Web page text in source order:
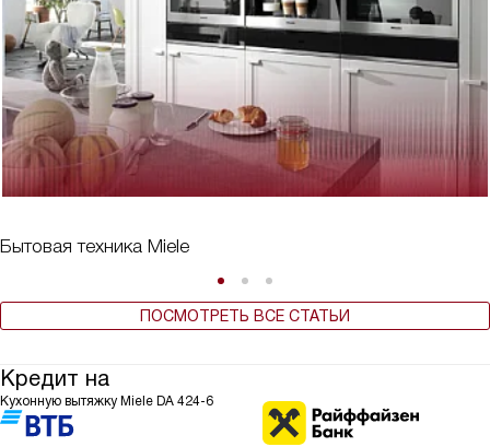
Бытовая техника Miele
ПОСМОТРЕТЬ ВСЕ СТАТЬИ
Кредит на
Кухонную вытяжку Miele DA 424-6